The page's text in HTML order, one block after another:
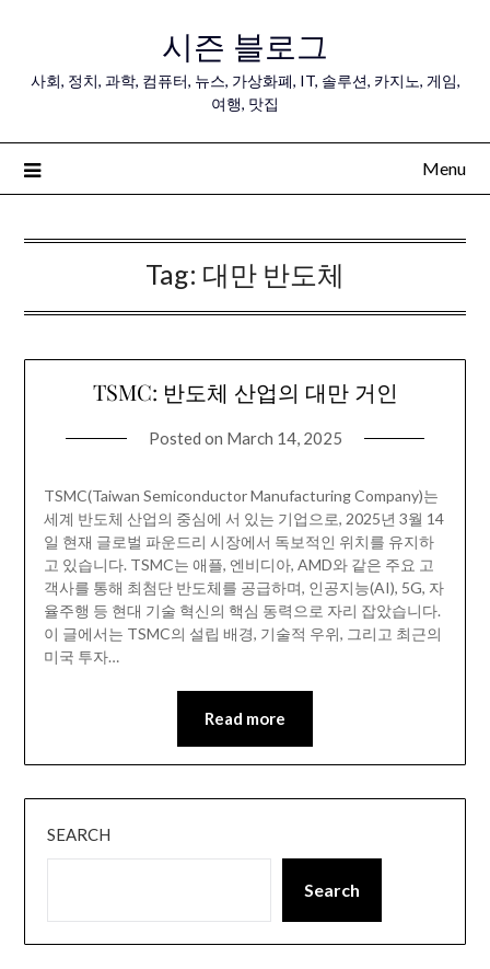
content
시즌 블로그
사회, 정치, 과학, 컴퓨터, 뉴스, 가상화폐, IT, 솔루션, 카지노, 게임,
여행, 맛집
Menu
Tag: 대만 반도체
TSMC: 반도체 산업의 대만 거인
Posted on March 14, 2025
TSMC(Taiwan Semiconductor Manufacturing Company)는
세계 반도체 산업의 중심에 서 있는 기업으로, 2025년 3월 14
일 현재 글로벌 파운드리 시장에서 독보적인 위치를 유지하
고 있습니다. TSMC는 애플, 엔비디아, AMD와 같은 주요 고
객사를 통해 최첨단 반도체를 공급하며, 인공지능(AI), 5G, 자
율주행 등 현대 기술 혁신의 핵심 동력으로 자리 잡았습니다.
이 글에서는 TSMC의 설립 배경, 기술적 우위, 그리고 최근의
미국 투자…
Read more
SEARCH
Search